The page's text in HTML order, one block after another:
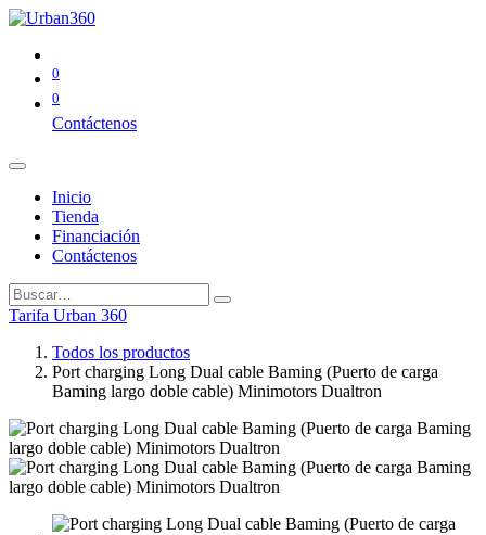
0
0
Contáctenos
Inicio
Tienda
Financiación
Contáctenos
Tarifa Urban 360
Todos los productos
Port charging Long Dual cable Baming (Puerto de carga
Baming largo doble cable) Minimotors Dualtron